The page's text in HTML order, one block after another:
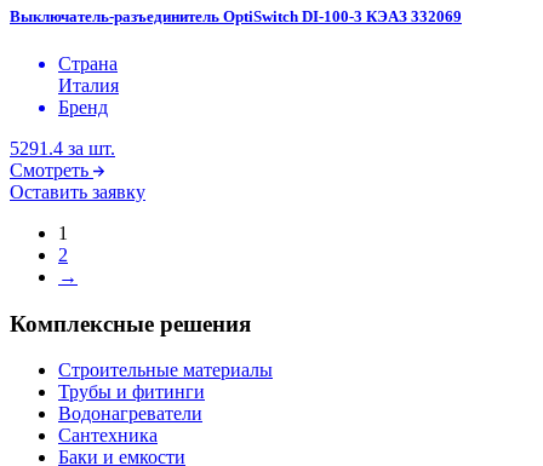
Выключатель-разъединитель OptiSwitch DI-100-3 КЭАЗ 332069
Страна
Италия
Бренд
5291.4 за шт.
Смотреть
Оставить заявку
1
2
→
Комплексные решения
Строительные материалы
Трубы и фитинги
Водонагреватели
Сантехника
Баки и емкости